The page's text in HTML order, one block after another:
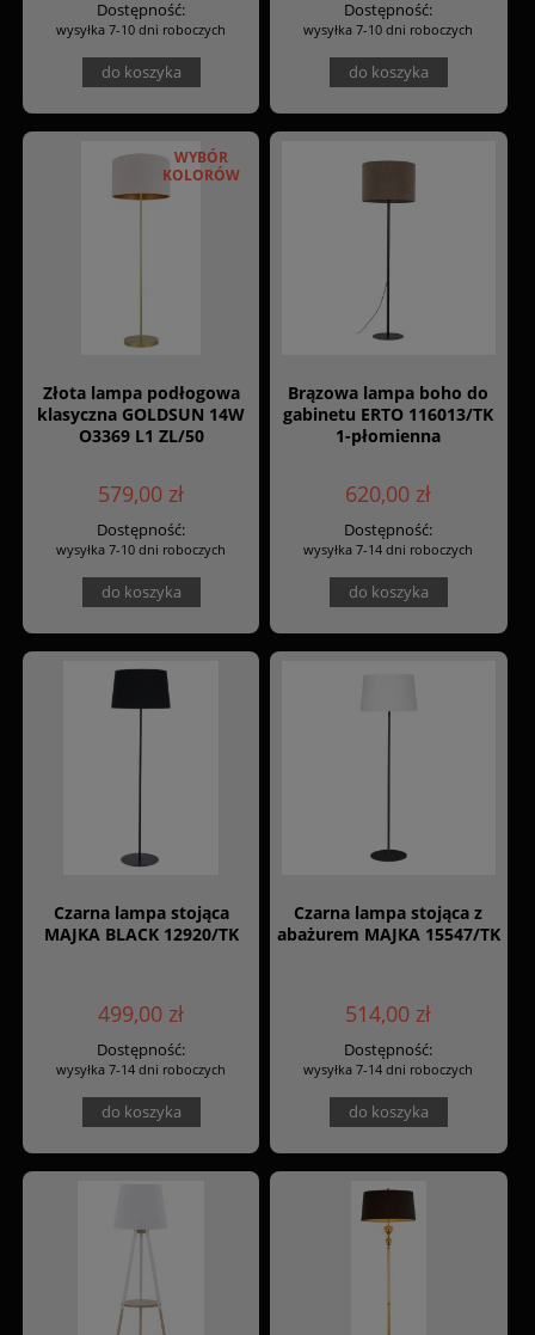
Dostępność:
wysyłka 7-10 dni roboczych
do koszyka
Dostępność:
wysyłka 7-10 dni roboczych
do koszyka
Złota lampa podłogowa
klasyczna GOLDSUN 14W
O3369 L1 ZL/50
579,00 zł
Dostępność:
wysyłka 7-10 dni roboczych
do koszyka
WYBÓR
KOLORÓW
Brązowa lampa boho do
gabinetu ERTO 116013/TK
1-płomienna
620,00 zł
Dostępność:
wysyłka 7-14 dni roboczych
do koszyka
Czarna lampa stojąca
MAJKA BLACK 12920/TK
499,00 zł
Dostępność:
wysyłka 7-14 dni roboczych
do koszyka
Czarna lampa stojąca z
abażurem MAJKA 15547/TK
514,00 zł
Dostępność:
wysyłka 7-14 dni roboczych
do koszyka